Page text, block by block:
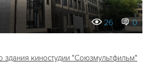
26 0
киностудии "Союзмультфильм"